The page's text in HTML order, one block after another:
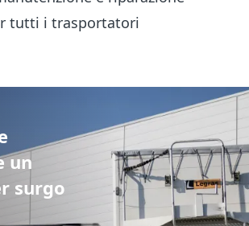
tutti i trasportatori
un
surgo